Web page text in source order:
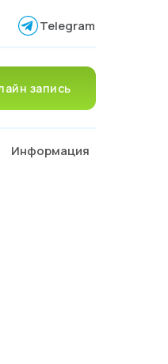
запись
Информация
Telegram